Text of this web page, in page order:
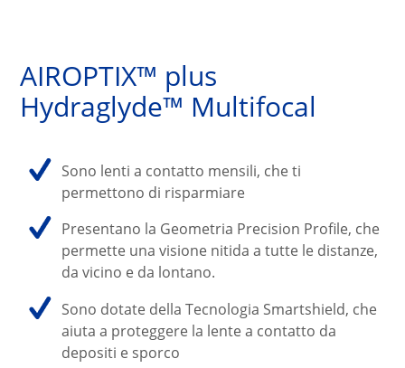
AIROPTIX™ plus
Hydraglyde™ Multifocal
Sono lenti a contatto mensili, che ti
permettono di risparmiare
Presentano la Geometria Precision Profile, che
permette una visione nitida a tutte le distanze,
da vicino e da lontano.
Sono dotate della Tecnologia Smartshield, che
aiuta a proteggere la lente a contatto da
depositi e sporco